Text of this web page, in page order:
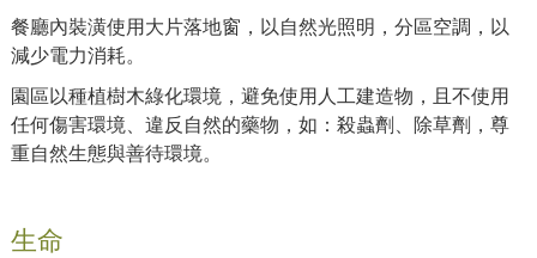
餐廳內裝潢使用大片落地窗，以自然光照明，分區空調，以
減少電力消耗。
園區以種植樹木綠化環境，避免使用人工建造物，且不使用
任何傷害環境、違反自然的藥物，如：殺蟲劑、除草劑，尊
重自然生態與善待環境。
生命